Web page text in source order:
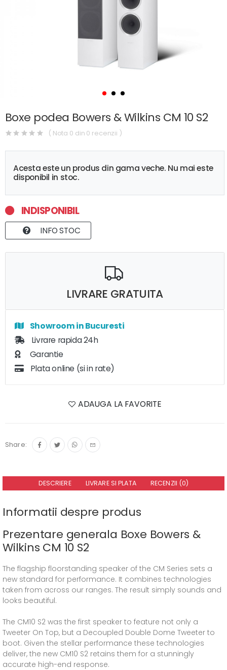
Boxe podea Bowers & Wilkins CM 10 S2
( Nota 0 din 0 recenzii )
Acesta este un produs din gama veche. Nu mai este
disponibil in stoc.
INDISPONIBIL
INFO STOC
LIVRARE GRATUITA
Showroom in Bucuresti
Livrare rapida 24h
Garantie
Plata online (si in rate)
ADAUGA LA FAVORITE
Share:
DESCRIERE LIVRARE SI PLATA RECENZII (0)
Informatii despre produs
Prezentare generala Boxe Bowers &
Wilkins CM 10 S2
The flagship floorstanding speaker of the CM Series sets a
new standard for performance. It combines technologies
taken from across our ranges. The result simply sounds and
looks beautiful.
The CM10 S2 was the first speaker to feature not only a
Tweeter On Top, but a Decoupled Double Dome Tweeter to
boot. Given the stellar performance these technologies
deliver, the new CM10 S2 retains them for a stunningly
accurate high-end response.